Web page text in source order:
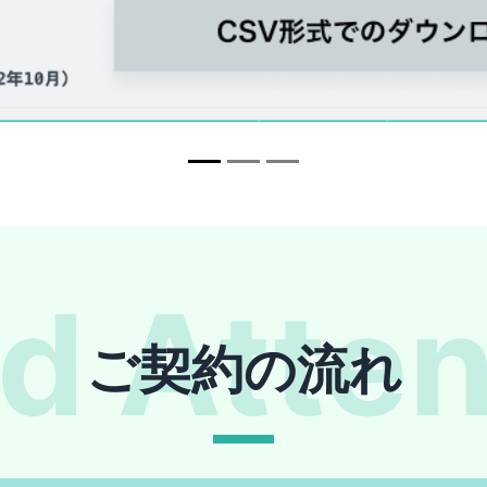
ご契約の流れ